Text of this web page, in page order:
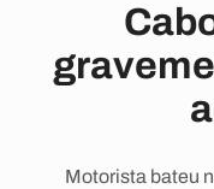
Motorista bateu